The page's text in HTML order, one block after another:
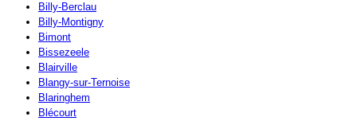
Billy-Berclau
Billy-Montigny
Bimont
Bissezeele
Blairville
Blangy-sur-Ternoise
Blaringhem
Blécourt